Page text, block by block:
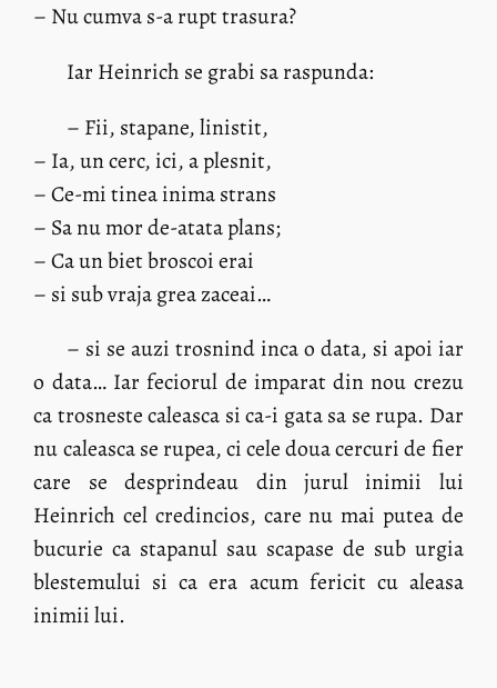
– Nu cumva s-a rupt trasura?
Iar Heinrich se grabi sa raspunda:
– Fii, stapane, linistit,
– Ia, un cerc, ici, a plesnit,
– Ce-mi tinea inima strans
– Sa nu mor de-atata plans;
– Ca un biet broscoi erai
– si sub vraja grea zaceai…
– si se auzi trosnind inca o data, si apoi iar
o data… Iar feciorul de imparat din nou crezu
ca trosneste caleasca si ca-i gata sa se rupa. Dar
nu caleasca se rupea, ci cele doua cercuri de fier
care se desprindeau din jurul inimii lui
Heinrich cel credincios, care nu mai putea de
bucurie ca stapanul sau scapase de sub urgia
blestemului si ca era acum fericit cu aleasa
inimii lui.